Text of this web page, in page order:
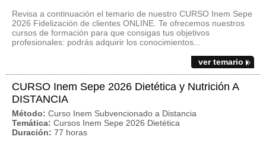
Revisa a continuación el temario de nuestro CURSO Inem Sepe
2026 Fidelización de clientes ONLINE. Te ofrecemos nuestros
cursos de formación para que consigas tus objetivos
profesionales: podrás adquirir los conocimientos...
ver temario
CURSO Inem Sepe 2026 Dietética y Nutrición A
DISTANCIA
Método: Curso Inem Subvencionado a Distancia
Temática: Cursos Inem Sepe 2026 Dietética
Duración: 77 horas